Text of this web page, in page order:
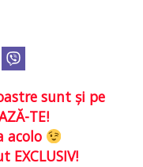
sunt şi pe
TE!
acolo